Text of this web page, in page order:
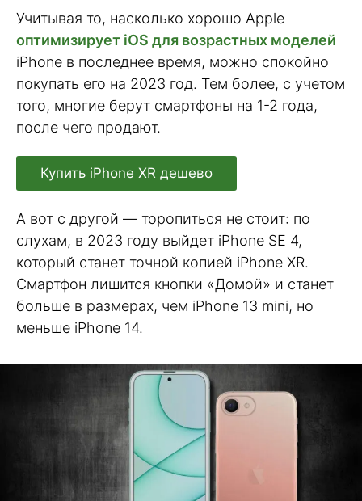
Учитывая то, насколько хорошо Apple
оптимизирует iOS для возрастных моделей
iPhone в последнее время, можно спокойно
покупать его на 2023 год. Тем более, с учетом
того, многие берут смартфоны на 1-2 года,
после чего продают.
Купить iPhone XR дешево
А вот с другой — торопиться не стоит: по
слухам, в 2023 году выйдет iPhone SE 4,
который станет точной копией iPhone XR.
Смартфон лишится кнопки «Домой» и станет
больше в размерах, чем iPhone 13 mini, но
меньше iPhone 14.